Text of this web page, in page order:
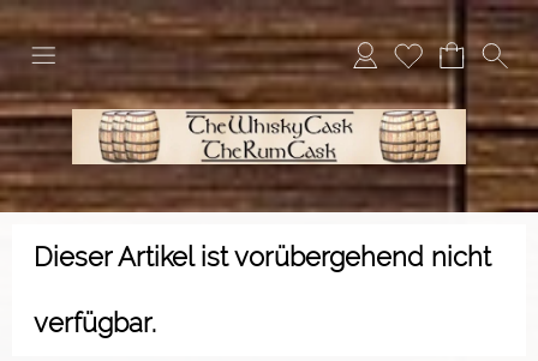
Dieser Artikel ist vorübergehend nicht
verfügbar.